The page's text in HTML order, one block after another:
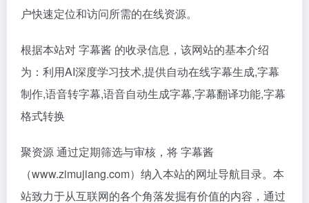
户快速定位和访问所需的在线资源。
根据本站对 字幕酱 的收录信息，该网站的基本介绍
为：利用AI深度学习技术,提供自动在线字幕生成,字幕
制作,语音转字幕,语音自动生成字幕,字幕翻译功能,字幕
格式转换
聚资源 通过定期筛选与审核，将 字幕酱
（www.zimujiang.com）纳入本站的网址导航目录。本
站致力于从互联网的各个角落发掘有价值的内容，通过